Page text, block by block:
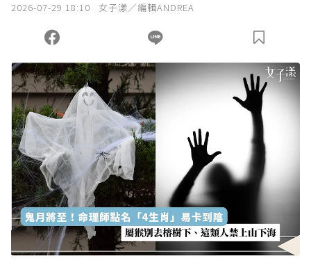
您當前剩餘 U 利點數：0點；前往 購買點數
2026-07-29 18:10 女子漾／編輯ANDREA